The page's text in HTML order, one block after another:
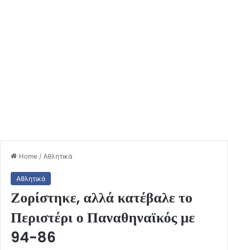
Home / Αθλητικά
Αθλητικά
Ζορίστηκε, αλλά κατέβαλε το
Περιστέρι ο Παναθηναϊκός με
94-86